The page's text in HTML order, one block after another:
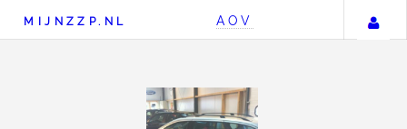
MIJNZZP.NL AOV